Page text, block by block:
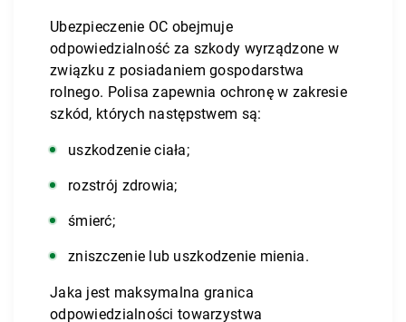
Ubezpieczenie OC obejmuje
odpowiedzialność za szkody wyrządzone w
związku z posiadaniem gospodarstwa
rolnego. Polisa zapewnia ochronę w zakresie
szkód, których następstwem są:
uszkodzenie ciała;
rozstrój zdrowia;
śmierć;
zniszczenie lub uszkodzenie mienia.
Jaka jest maksymalna granica
odpowiedzialności towarzystwa